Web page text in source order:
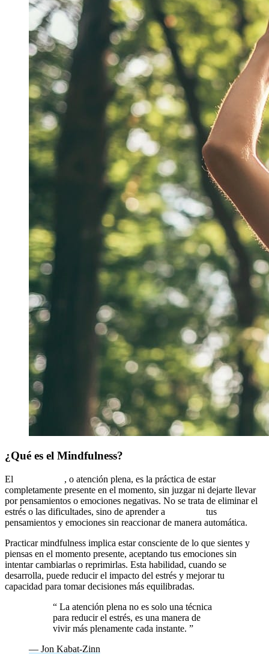
¿Qué es el Mindfulness?
El
, o atención plena, es la práctica de estar
completamente presente en el momento, sin juzgar ni dejarte llevar
por pensamientos o emociones negativas. No se trata de eliminar el
estrés o las dificultades, sino de aprender a
tus
pensamientos y emociones sin reaccionar de manera automática.
Practicar mindfulness implica estar consciente de lo que sientes y
piensas en el momento presente, aceptando tus emociones sin
intentar cambiarlas o reprimirlas. Esta habilidad, cuando se
desarrolla, puede reducir el impacto del estrés y mejorar tu
capacidad para tomar decisiones más equilibradas.
“ La atención plena no es solo una técnica
para reducir el estrés, es una manera de
vivir más plenamente cada instante. ”
— Jon Kabat-Zinn